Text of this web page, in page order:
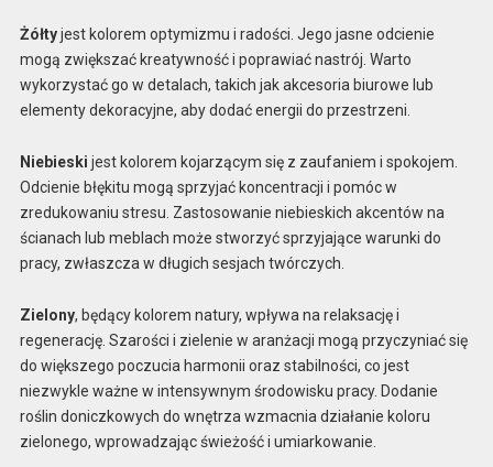
Żółtyjest kolorem optymizmu i radości. Jego jasne odcienie
mogą zwiększać kreatywność i poprawiać nastrój. Warto
wykorzystać go w detalach, takich jak akcesoria biurowe lub
elementy dekoracyjne, aby dodać energii do przestrzeni.
Niebieski jest kolorem kojarzącym się z zaufaniem i spokojem.
Odcienie błękitu mogą sprzyjać koncentracji i pomóc w
zredukowaniu stresu. Zastosowanie niebieskich akcentów na
ścianach lub meblach może stworzyć sprzyjające warunki do
pracy, zwłaszcza w długich sesjach twórczych.
Zielony, będący kolorem natury, wpływa na relaksację i
regenerację. Szarości i zielenie w aranżacji mogą przyczyniać się
do większego poczucia harmonii oraz stabilności, co jest
niezwykle ważne w intensywnym środowisku pracy. Dodanie
roślin doniczkowych do wnętrza wzmacnia działanie koloru
zielonego, wprowadzając świeżość i umiarkowanie.